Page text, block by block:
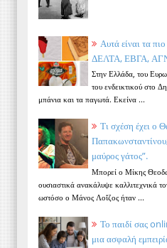
Αυτά είναι τα
ΔΕΛΤΑ, ΕΒΓΑ,
Στην Ελλάδα, του
του ενδεικτικού στο
μπάνια και τα παγωτά. Εκείνα ...
Τι σχέση έχει ο
μαύρος γάτος”.
Μπορεί ο Μίκης
ουσιαστικά ανακάλυψε καλλιτεχνικά
ωστόσο ο Μάνος Λοΐζος ήταν ...
Το παιδί σας
μια ασφαλή